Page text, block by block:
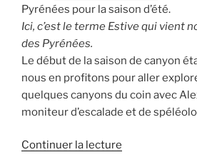
Pyrénées pour la saison d’été.
Ici, c’est le terme Estive qui vient
des Pyrénées.
Le début de la saison de canyon
nous en profitons pour aller
quelques canyons du coin avec
moniteur d’escalade et de
Continuer la lecture